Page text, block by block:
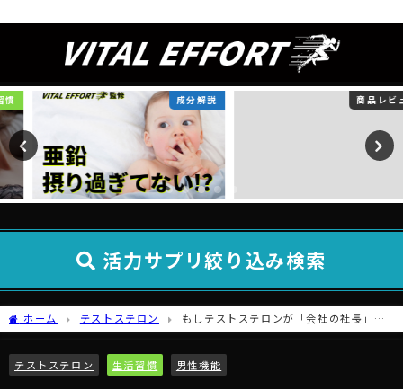
成分解説 商品レビュー
活力サプリ絞り込み検索
ホーム テストステロン
もしテストステロンが「会社の社長」な
ら
テストステロン 生活習慣 男性機能